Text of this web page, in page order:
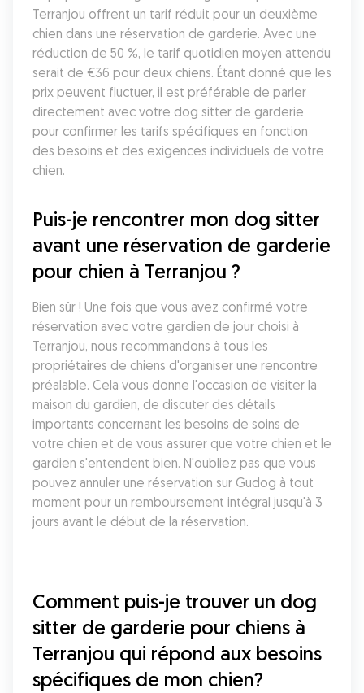
Terranjou offrent un tarif réduit pour un deuxième
chien dans une réservation de garderie. Avec une
réduction de 50 %, le tarif quotidien moyen attendu
serait de €36 pour deux chiens. Étant donné que les
prix peuvent fluctuer, il est préférable de parler
directement avec votre dog sitter de garderie
pour confirmer les tarifs spécifiques en fonction
des besoins et des exigences individuels de votre
chien.
Puis-je rencontrer mon dog sitter
avant une réservation de garderie
pour chien à Terranjou ?
Bien sûr ! Une fois que vous avez confirmé votre
réservation avec votre gardien de jour choisi à
Terranjou, nous recommandons à tous les
propriétaires de chiens d'organiser une rencontre
préalable. Cela vous donne l'occasion de visiter la
maison du gardien, de discuter des détails
importants concernant les besoins de soins de
votre chien et de vous assurer que votre chien et le
gardien s'entendent bien. N'oubliez pas que vous
pouvez annuler une réservation sur Gudog à tout
moment pour un remboursement intégral jusqu'à 3
jours avant le début de la réservation.
Comment puis-je trouver un dog
sitter de garderie pour chiens à
Terranjou qui répond aux besoins
spécifiques de mon chien?